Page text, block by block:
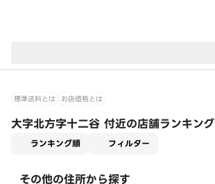
標準送料とは お店価格とは
大字北方字十二谷 付近の店舗ランキング
ランキング順 フィルター
その他の住所から探す